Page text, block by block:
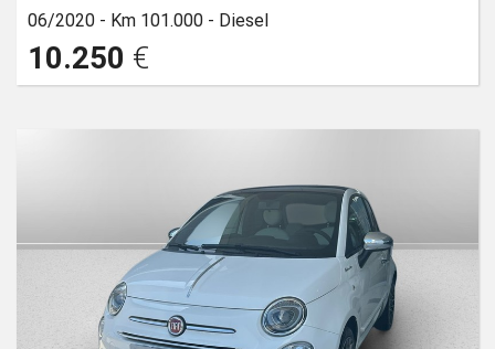
06/2020 - Km 101.000 - Diesel
10.250 €